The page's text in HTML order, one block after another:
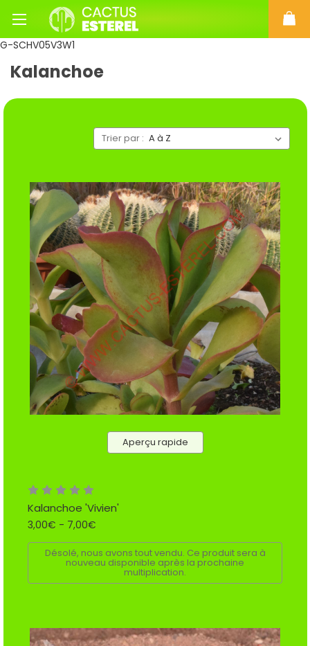
G-SCHV05V3W1
Kalanchoe
Trier par :
Aperçu rapide
Kalanchoe 'Vivien'
3,00€ - 7,00€
Désolé, nous avons tout vendu. Ce produit sera à
nouveau disponible après la prochaine
multiplication.